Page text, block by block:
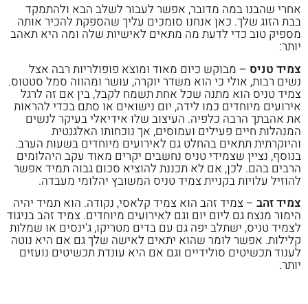
אחרי שהבנו במה מדובר, אפשר לעבור לשלב הבא ולהתמקד
בבת הזוג שלך. כאן אנחנו סומכים עליך שהספקת להכיר אותה
מספיק טוב כדי לדעת מה מתאים לאישיות שלה ומה היא תאהב
יותר:
צמיד טניס – מבוקש כיום מאוד ומוצא פופולריות רבה אצל
נשים רבות, אולי כי הוא משדר יוקרה, עושר ומהווה סמל סטטוס.
צמיד טניס הוא מתנה שכל אחת תשמח לקבל, בין אם זה לרגל
אירועים מיוחדים כמו לידה, יום נישואים או סתם בכדי להראות
את אהבתך הרבה כלפיה. העיצוב שלו אידיאלי בעיקר לנשים
המנהלות חיים פעילים ועמוסים, אך נוכחותו האלגנטית
והיוקרתית תתאים בהחלט גם לאירועים מיוחדים בשעות הערב.
בנוסף, נציין שצמידי טניס נחשבים יקרים מאוד עקב היהלומים
הרבים בהם. לכן, אם לא תכננת להוציא סכום גבוה תמיד אפשר
להוזיל עלויות בקניית צמיד טניס המשובץ יהלומי מעבדה.
צמיד זהב – צמיד זהב הוא צמיד קלאסי, נקודה. הוא תמיד יהיה
הימור מנצח גם ליום יום וגם לאירועים מיוחדים. צמיד זהב בניגוד
לצמיד טניס, ישתלב יפה גם עם בדים מטריקו, ג'ינסים או שמלות
קלילות. אפשר לומר שהוא יתאים לאישה שלך גם אם היא נוטה
לענוד תכשיטים סולידיים וגם אם היא עונדת תכשיטים נועזים
יותר.